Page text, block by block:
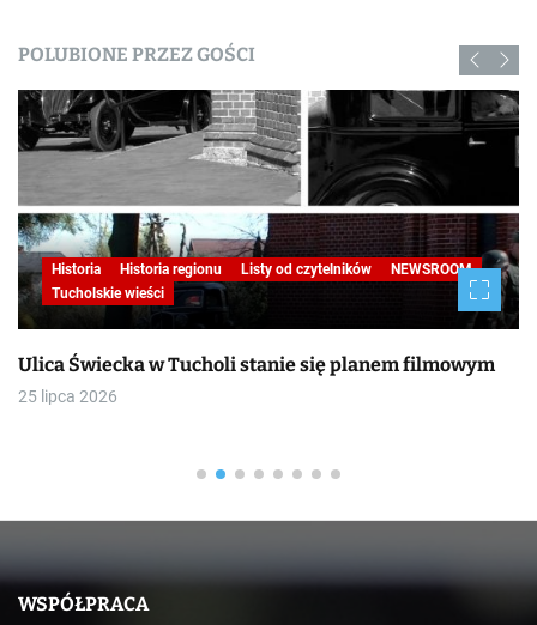
POLUBIONE PRZEZ GOŚCI
Historia Historia regionu Listy od czytelników
NEWSROOM
Tucholskie wieści
Ulica Świecka w Tucholi stanie się planem filmowym
25 lipca 2026
WSPÓŁPRACA